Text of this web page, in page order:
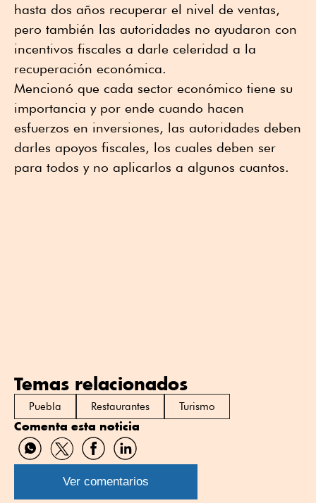
hasta dos años recuperar el nivel de ventas,
pero también las autoridades no ayudaron con
incentivos fiscales a darle celeridad a la
recuperación económica.
Mencionó que cada sector económico tiene su
importancia y por ende cuando hacen
esfuerzos en inversiones, las autoridades deben
darles apoyos fiscales, los cuales deben ser
para todos y no aplicarlos a algunos cuantos.
Temas relacionados
Puebla Restaurantes Turismo
Comenta esta noticia
Compartir
por
WhatsApp
Compartir
por
Twitter
Compartir
por
Facebook
Compartir
por
Linkedin
Ver comentarios